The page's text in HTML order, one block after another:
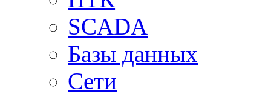
SCADA
Базы данных
Сети